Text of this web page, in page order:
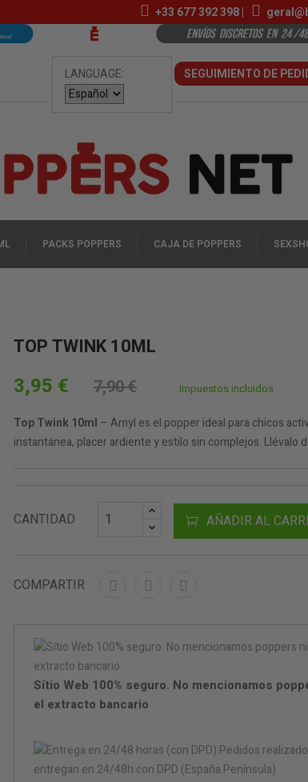
+33 677 392 398|
LANGUAGE: SEGUIMIENTO DE
PACKS POPPERS CAJA DE POPPERS
TOP TWINK 10ML
3,95 € 7,90 € Impuestos incluidos
Top Twink 10ml – Amyl es el popper ideal para chicos
instantánea, placer ardiente y estilo sin complejos. Llévalo
CANTIDAD AÑADIR AL
COMPARTIR
Sítio Web 100% seguro. No mencionamos
el extracto bancario